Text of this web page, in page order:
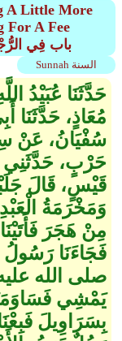
A Little More
For A Fee
(7) باب فِي
Sunnah السنة
حَدَّثَنَا عُبَيْدُ
مُعَاذٍ، حَدَّثَنَا
سُفْيَانُ، عَنْ
حَرْبٍ، حَدَّثَنِي
قَيْسٍ، قَالَ
وَمَخْرَمَةُ
مِنْ هَجَرَ
فَجَاءَنَا رَسُولُ
صلى الله
يَمْشِي
بِسَرَاوِيلَ